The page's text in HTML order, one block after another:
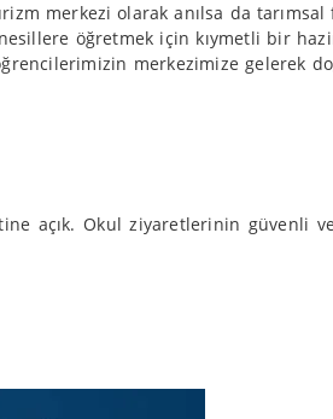
merkezi olarak anılsa da
öğretmek için kıymetli bir
merkezimize gelerek
açık. Okul ziyaretlerinin güvenli